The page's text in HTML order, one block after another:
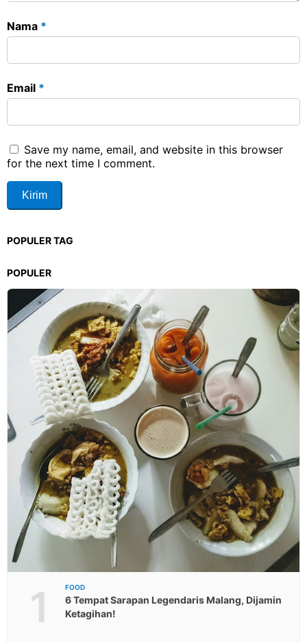
Nama *
Email *
Save my name, email, and website in this browser
for the next time I comment.
POPULER TAG
POPULER
1 FOOD
6 Tempat Sarapan Legendaris Malang, Dijamin
Ketagihan!